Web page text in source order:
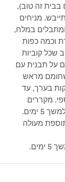
בבית זה טוב),
מניחים
במלח,
וכמה כפות
שכל קוביות
על תבנית עם
שחומם מראש
מעלות למשך 10 דקות בערך, עד
מקררים
ושומרים בקופסא אטומה למשך 5 ימים.
מעולה